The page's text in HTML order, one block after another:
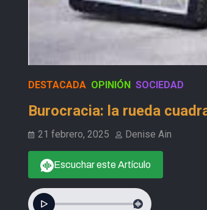
DESTACADA OPINIÓN SOCIEDAD
Burocracia: la rueda
21 febrero, 2025 Denise Ain
Escuchar este Artículo